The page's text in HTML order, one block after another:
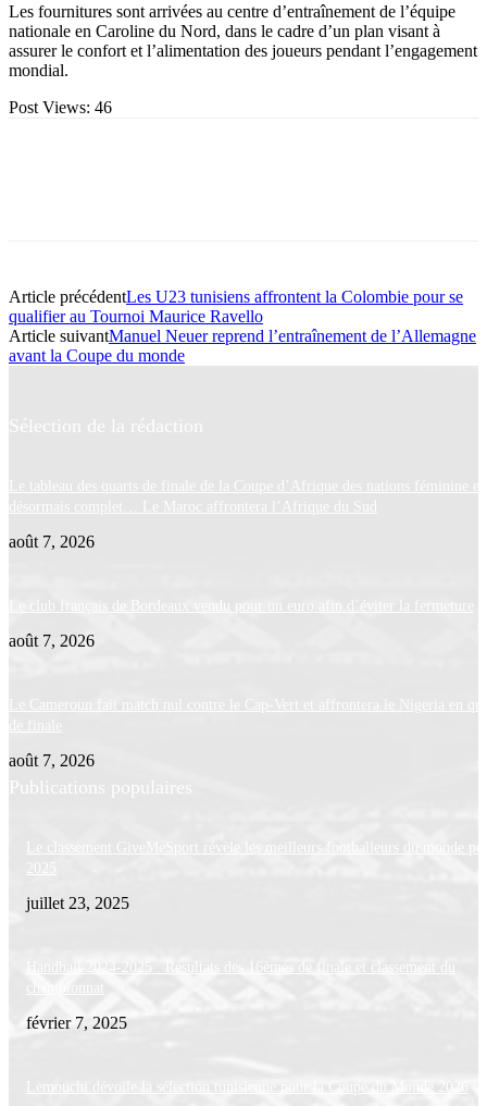
Les fournitures sont arrivées au centre d’entraînement de l’équipe
nationale en Caroline du Nord, dans le cadre d’un plan visant à
assurer le confort et l’alimentation des joueurs pendant l’engagement
mondial.
Post Views: 46
Article précédentLes U23 tunisiens affrontent la Colombie pour se
qualifier au Tournoi Maurice Ravello
Article suivantManuel Neuer reprend l’entraînement de l’Allemagne
avant la Coupe du monde
Sélection de la rédaction
Le tableau des quarts de finale de la Coupe d’Afrique des nations féminine
désormais complet… Le Maroc affrontera l’Afrique du Sud
août 7, 2026
Le club français de Bordeaux vendu pour un euro afin d’éviter la fermeture
août 7, 2026
Le Cameroun fait match nul contre le Cap-Vert et affrontera le Nigeria en
de finale
août 7, 2026
Publications populaires
Le classement GiveMeSport révèle les meilleurs footballeurs du monde
juillet 23, 2025
Handball 2024-2025 : Résultats des 16èmes de finale et classement du
championnat
février 7, 2025
Lemouchi dévoile la sélection tunisienne pour la Coupe du Monde 2026